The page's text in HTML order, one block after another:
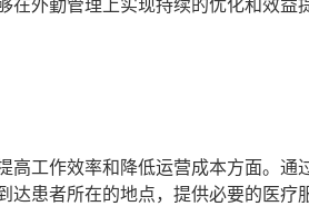
外勤管理上实现持续的优化和效益
工作效率和降低运营成本方面。通
患者所在的地点，提供必要的医疗